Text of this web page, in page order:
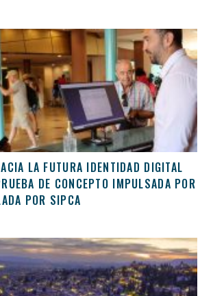
LA FUTURA IDENTIDAD DIGITAL
DE CONCEPTO IMPULSADA POR
POR SIPCA